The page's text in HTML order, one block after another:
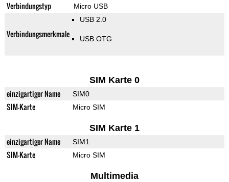
Verbindungstyp Micro USB
Verbindungsmerkmale
USB 2.0
USB OTG
SIM Karte 0
einzigartiger Name SIM0
SIM-Karte Micro SIM
SIM Karte 1
einzigartiger Name SIM1
SIM-Karte Micro SIM
Multimedia